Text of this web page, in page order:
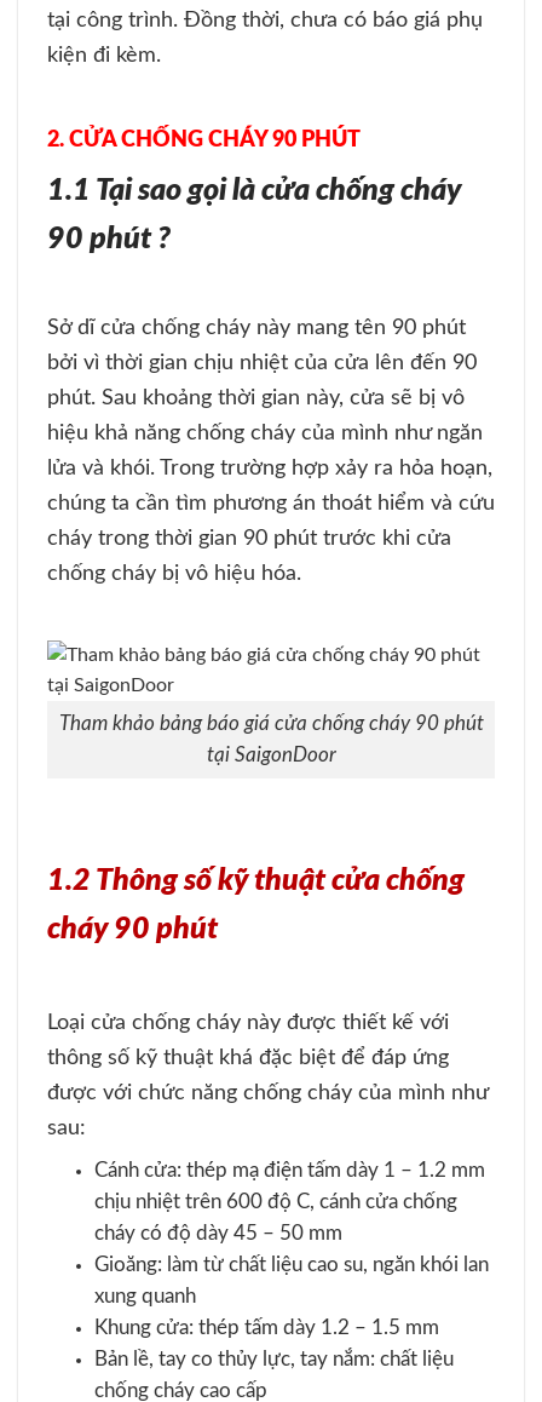
tại công trình. Đồng thời, chưa có báo giá phụ
kiện đi kèm.
2. CỬA CHỐNG CHÁY 90 PHÚT
1.1 Tại sao gọi là cửa chống cháy
90 phút ?
Sở dĩ cửa chống cháy này mang tên 90 phút
bởi vì thời gian chịu nhiệt của cửa lên đến 90
phút. Sau khoảng thời gian này, cửa sẽ bị vô
hiệu khả năng chống cháy của mình như ngăn
lửa và khói. Trong trường hợp xảy ra hỏa hoạn,
chúng ta cần tìm phương án thoát hiểm và cứu
cháy trong thời gian 90 phút trước khi cửa
chống cháy bị vô hiệu hóa.
Tham khảo bảng báo giá cửa chống cháy 90 phút
tại SaigonDoor
1.2 Thông số kỹ thuật cửa chống
cháy 90 phút
Loại cửa chống cháy này được thiết kế với
thông số kỹ thuật khá đặc biệt để đáp ứng
được với chức năng chống cháy của mình như
sau:
Cánh cửa: thép mạ điện tấm dày 1 – 1.2 mm
chịu nhiệt trên 600 độ C, cánh cửa chống
cháy có độ dày 45 – 50 mm
Gioăng: làm từ chất liệu cao su, ngăn khói lan
xung quanh
Khung cửa: thép tấm dày 1.2 – 1.5 mm
Bản lề, tay co thủy lực, tay nắm: chất liệu
chống cháy cao cấp